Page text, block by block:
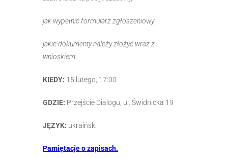
jak wypełnić formularz zgłoszeniowy,
jakie dokumenty należy złożyć wraz z
wnioskiem.
KIEDY: 15 lutego, 17:00
GDZIE: Przejście Dialogu, ul. Świdnicka 19
JĘZYK: ukraiński
Pamiętacje o zapisach.